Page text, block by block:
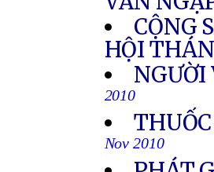
CỘNG
HỘI
NGƯỜI
2010
Nov 2010